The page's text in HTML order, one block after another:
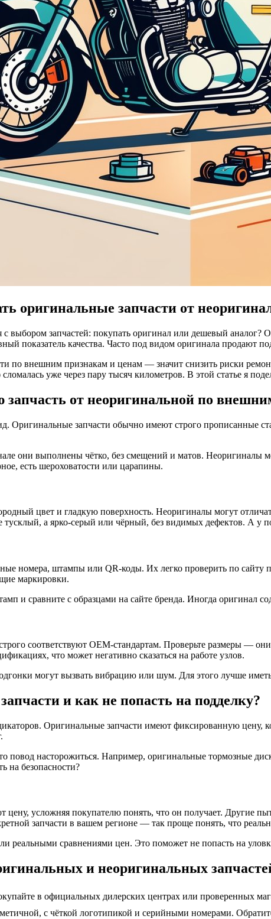
оригинальные запчасти от
с выбором запчастей: покупать оригинал или дешевый
показатель качества. Часто под видом оригинала продают
по внешним признакам и ценам — значит снизить риски
сломалась уже через пару тысяч километров. В этой статье я
запчасть от неоригинальной по
Оригинальные запчасти обычно имеют строго прописанные
они выполнены чётко, без смещений и матов. Неоригиналы
есть шероховатости или царапины.
цвет и гладкую поверхность. Неоригиналы могут
а ярко-серый или чёрный, без видимых дефектов. А у
номера, штампы или QR-коды. Их легко проверить по
маркировки.
и сравните с образцами на сайте бренда. Иногда оригинал
соответствуют OEM-стандартам. Проверьте размеры —
что может негативно сказаться на работе узлов.
могут вызвать вибрацию или шум. Для этого лучше
и как не попасть на подделку?
Оригинальные запчасти имеют фиксированную цену,
насторожиться. Например, оригинальные тормозные
на безопасности?
усложняя покупателю понять, что он получает. Другие
запчасти в вашем регионе — так проще понять, что
реальными сравнениями цен. Это поможет не попасть на
и неоригинальных
в официальных дилерских центрах или проверенных
с чёткой логотипикой и серийными номерами.